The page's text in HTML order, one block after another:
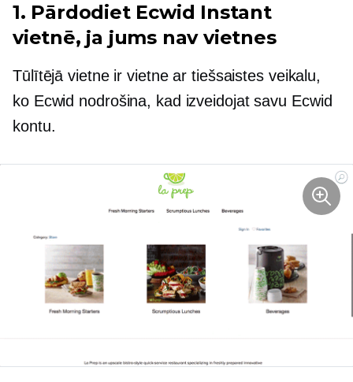
1. Pārdodiet Ecwid Instant
vietnē, ja jums nav vietnes
Tūlītējā vietne ir vietne ar tiešsaistes veikalu,
ko Ecwid nodrošina, kad izveidojat savu Ecwid
kontu.